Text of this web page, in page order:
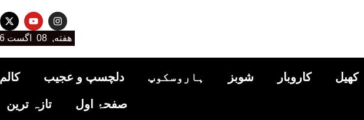
هفته, 08 اگست 2026ء
کالم دلچسپ و عجیب ہاروسکوپ شوبز کاروبار کھیل
تازہ ترین صفحۂ اول